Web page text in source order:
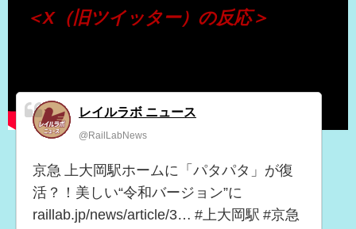
＜X（旧ツイッター）の反応＞
レイルラボ ニュース
@RailLabNews
京急 上大岡駅ホームに「パタパタ」が復
活？！美しい“令和バージョン”に
raillab.jp/news/article/3… #上大岡駅 #京急